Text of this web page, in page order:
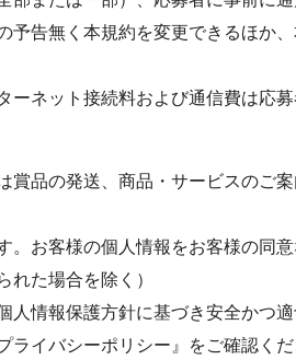
予告無く本規約を変更できるほか
ネット接続料および通信費は応募
賞品の発送、商品・サービスのご
。お客様の個人情報をお客様の同
た場合を除く）
情報保護方針に基づき安全かつ適
ライバシーポリシー』をご確認くだ